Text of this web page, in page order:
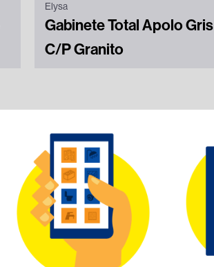
Elysa
Gabinete Total Apolo Gris
C/P Granito